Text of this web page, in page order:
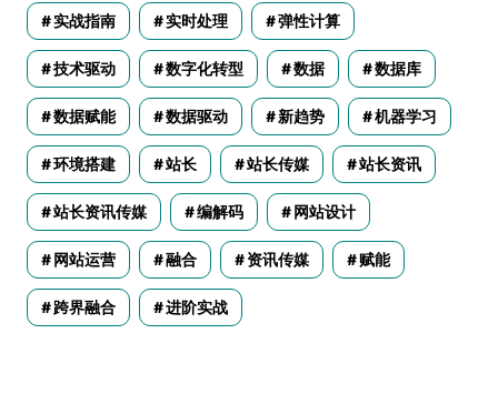
实战指南 实时处理 弹性计算
技术驱动 数字化转型 数据 数据库
数据赋能 数据驱动 新趋势 机器学习
环境搭建 站长 站长传媒 站长资讯
站长资讯传媒 编解码 网站设计
网站运营 融合 资讯传媒 赋能
跨界融合 进阶实战